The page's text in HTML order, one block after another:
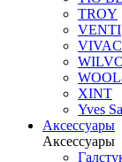
TROY
VENTI
XINT
Yves
Аксессуары
Аксессуары